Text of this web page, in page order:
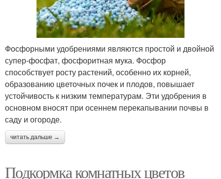
Фосфорными удобрениями являются простой и двойной
супер-фосфат, фосфоритная мука. Фосфор
способствует росту растений, особенно их корней,
образованию цветочных почек и плодов, повышает
устойчивость к низким температурам. Эти удобрения в
основном вносят при осеннем перекапывании почвы в
саду и огороде.
читать дальше →
Подкормка комнатных цветов